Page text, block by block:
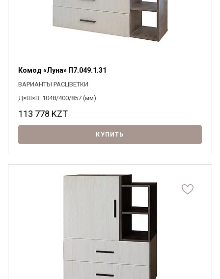
Комод «Луна» П7.049.1.31
ВАРИАНТЫ РАСЦВЕТКИ
Д×Ш×В: 1048/400/857 (мм)
113 778 KZT
КУПИТЬ